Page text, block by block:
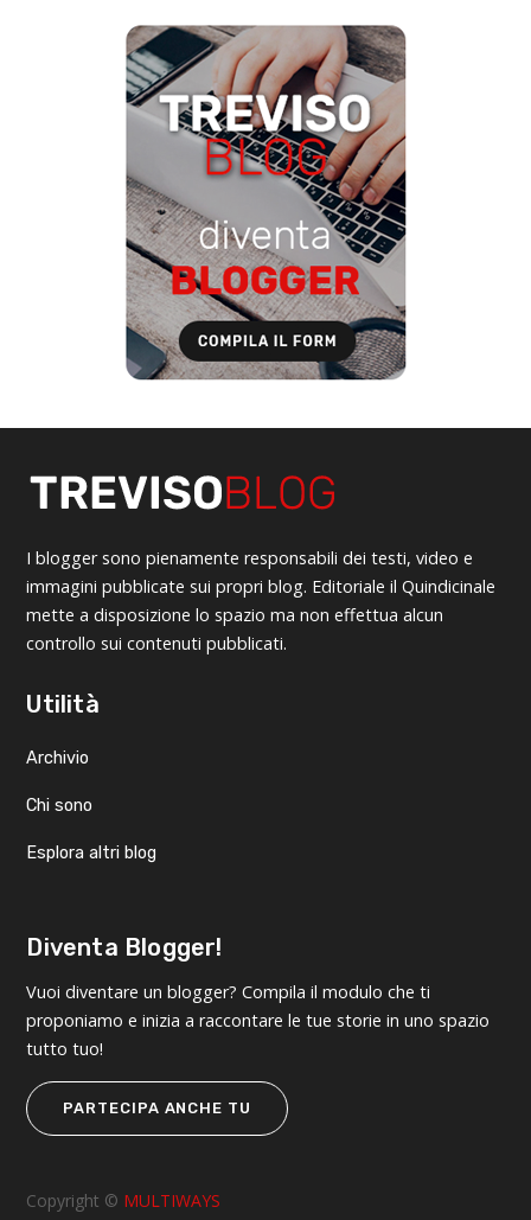
I blogger sono pienamente responsabili dei testi, video e
immagini pubblicate sui propri blog. Editoriale il Quindicinale
mette a disposizione lo spazio ma non effettua alcun
controllo sui contenuti pubblicati.
Utilità
Archivio
Chi sono
Esplora altri blog
Diventa Blogger!
Vuoi diventare un blogger? Compila il modulo che ti
proponiamo e inizia a raccontare le tue storie in uno spazio
tutto tuo!
PARTECIPA ANCHE TU
Copyright © MULTIWAYS